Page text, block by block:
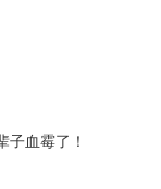
子血霉了！